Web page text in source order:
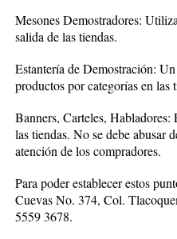
Mesones Demostradores:
salida de las tiendas.
Estantería de Demostración:
productos por categorías en las
Banners, Carteles, Habladores:
las tiendas. No se debe abusar
atención de los compradores.
Para poder establecer estos
Cuevas No. 374, Col.
5559 3678.